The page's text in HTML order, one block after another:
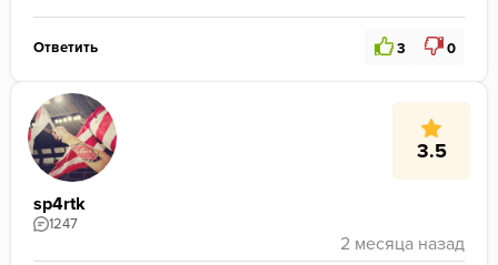
Ответить 3 0
3.5
sp4rtk
1247